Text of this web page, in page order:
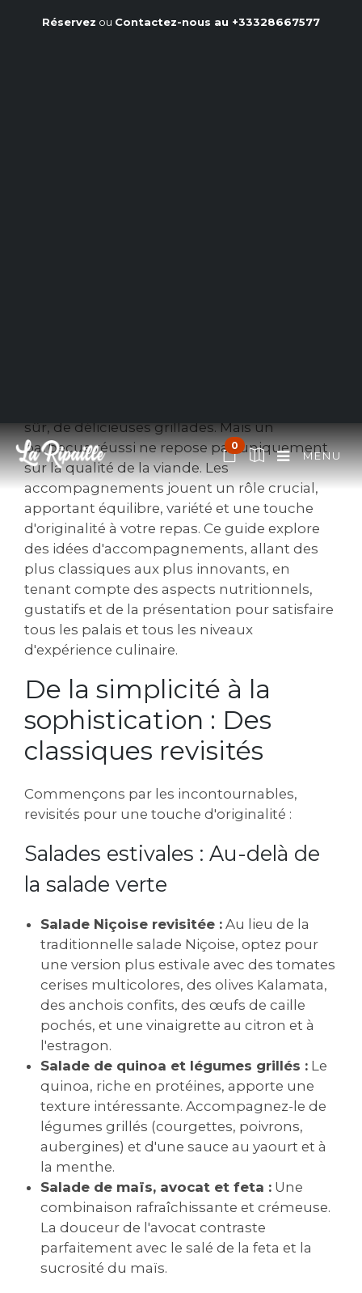
Réservez ou Contactez-nous au +33328667577
0
MENU
sûr, de délicieuses grillades. Mais un
barbecue réussi ne repose pas uniquement
sur la qualité de la viande. Les
accompagnements jouent un rôle crucial,
apportant équilibre, variété et une touche
d'originalité à votre repas. Ce guide explore
des idées d'accompagnements, allant des
plus classiques aux plus innovants, en
tenant compte des aspects nutritionnels,
gustatifs et de la présentation pour satisfaire
tous les palais et tous les niveaux
d'expérience culinaire.
De la simplicité à la
sophistication : Des
classiques revisités
Commençons par les incontournables,
revisités pour une touche d'originalité :
Salades estivales : Au-delà de
la salade verte
Salade Niçoise revisitée : Au lieu de la
traditionnelle salade Niçoise, optez pour
une version plus estivale avec des tomates
cerises multicolores, des olives Kalamata,
des anchois confits, des œufs de caille
pochés, et une vinaigrette au citron et à
l'estragon.
Salade de quinoa et légumes grillés : Le
quinoa, riche en protéines, apporte une
texture intéressante. Accompagnez-le de
légumes grillés (courgettes, poivrons,
aubergines) et d'une sauce au yaourt et à
la menthe.
Salade de maïs, avocat et feta : Une
combinaison rafraîchissante et crémeuse.
La douceur de l'avocat contraste
parfaitement avec le salé de la feta et la
sucrosité du maïs.